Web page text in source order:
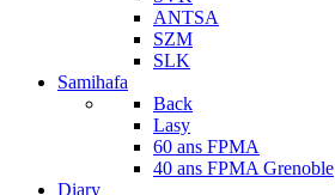
ANTSA
SZM
SLK
Samihafa
Back
Lasy
60 ans FPMA
40 ans FPMA Grenoble
Diary